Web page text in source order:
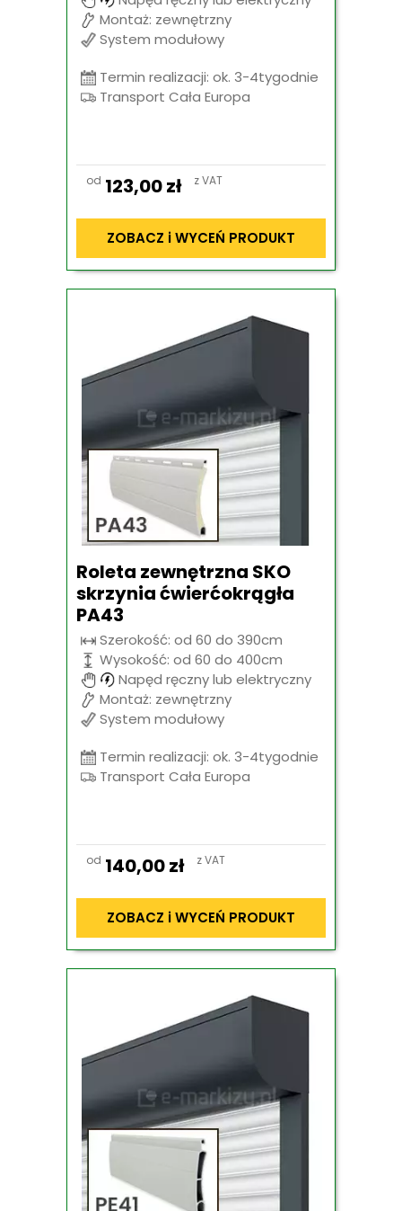
Montaż: zewnętrzny
System modułowy
Termin realizacji: ok. 3-4tygodnie
Transport Cała Europa
od 123,00zł z VAT
ZOBACZ i WYCEŃ PRODUKT
Roleta zewnętrzna SKO
skrzynia ćwierćokrągła
PA43
Szerokość: od 60 do 390cm
Wysokość: od 60 do 400cm
Napęd ręczny lub elektryczny
Montaż: zewnętrzny
System modułowy
Termin realizacji: ok. 3-4tygodnie
Transport Cała Europa
od 140,00zł z VAT
ZOBACZ i WYCEŃ PRODUKT